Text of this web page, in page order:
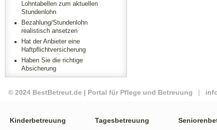
Lohntabellen zum aktuellen
Stundenlohn
Bezahlung/Stundenlohn
realistisch ansetzen
Hat der Anbieter eine
Haftpflichtversicherung
Haben Sie die richtige
Absicherung
© 2024 BestBetreut.de | Portal für Pflege und Betreuung |
Kinderbetreuung Tagesbetreuung